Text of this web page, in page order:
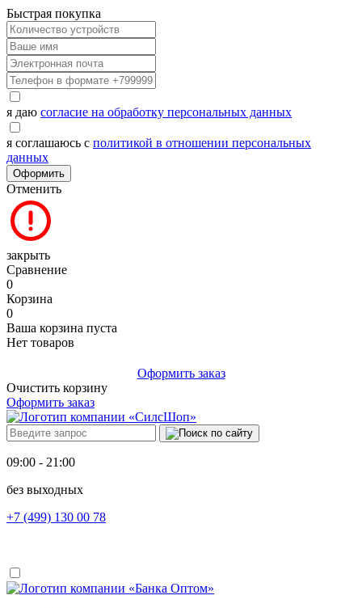
Быстрая покупка
я даю согласие на обработку персональных данных
я соглашаюсь с политикой в отношении персональных
данных
Оформить
Отменить
закрыть
Сравнение
0
Корзина
0
Ваша корзина пуста
Нет товаров
Оформить заказ
Очистить корзину
Оформить заказ
09:00 - 21:00
без выходных
+7 (499) 130 00 78